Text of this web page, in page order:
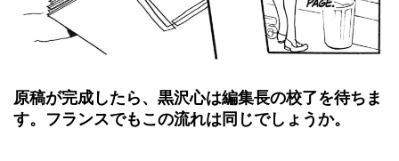
原稿が完成したら、黒沢心は編集長の校了を待ちま
す。フランスでもこの流れは同じでしょうか。